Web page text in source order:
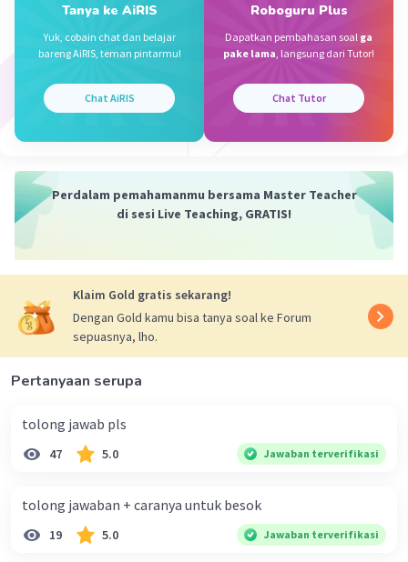
Tanya ke AiRIS
Yuk, cobain chat dan belajar
bareng AiRIS, teman pintarmu!
Chat AiRIS
Roboguru Plus
Dapatkan pembahasan soal ga
pake lama, langsung dari Tutor!
Chat Tutor
Perdalam pemahamanmu bersama Master Teacher
di sesi Live Teaching, GRATIS!
Klaim Gold gratis sekarang!
Dengan Gold kamu bisa tanya soal ke Forum
sepuasnya, lho.
Pertanyaan serupa
tolong jawab pls
47 5.0 Jawaban terverifikasi
tolong jawaban + caranya untuk besok
19 5.0 Jawaban terverifikasi